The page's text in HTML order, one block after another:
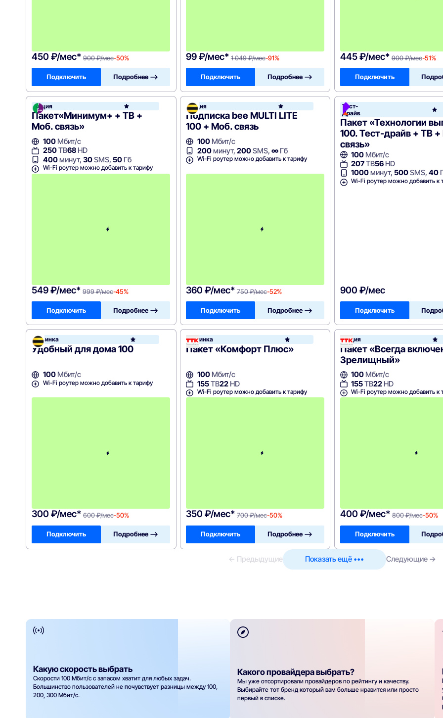
450 ₽/мес* 900 ₽/мес-50%
Подключить Подробнее —>
99 ₽/мес* 1 049 ₽/мес-91%
Подключить Подробнее —>
445 ₽/мес* 900 ₽/мес-51%
Подключить
Акция МегаФон
Пакет«Минимум+ + ТВ +
Моб. связь»
100Мбит/с
250ТВ68HD
400минут, 30SMS, 50Гб
Wi-Fi роутер можно добавить к тарифу
549 ₽/мес* 999 ₽/мес-45%
Подключить Подробнее —>
Акция Билайн
Подписка bee MULTI LITE
100 + Моб. связь
100Мбит/с
200минут, 200SMS, ∞Гб
Wi-Fi роутер можно добавить к тарифу
360 ₽/мес* 750 ₽/мес-52%
Подключить Подробнее —>
Тест-
Драйв
Пакет «Технологии
100. Тест-драйв + ТВ
связь»
100 Мбит/с
207ТВ56 HD
1000минут,500SMS,40
Wi-Fi роутер можно добавить к
900 ₽/мес
Подключить
Новинка Билайн
Удобный для дома 100
100Мбит/с
Wi-Fi роутер можно добавить к тарифу
300 ₽/мес* 600 ₽/мес-50%
Подключить Подробнее —>
Новинка
Пакет «Комфорт Плюс»
100Мбит/с
155ТВ22HD
Wi-Fi роутер можно добавить к тарифу
350 ₽/мес* 700 ₽/мес-50%
Подключить Подробнее —>
Акция
Пакет «Всегда
Зрелищный»
100 Мбит/с
155ТВ22 HD
Wi-Fi роутер можно добавить к
400 ₽/мес* 800 ₽/мес-50%
Подключить
← Предыдущие Показать ещё ••• Следующие →
Какую скорость выбрать
Скорости 100 Мбит/с с запасом хватит для любых задач.
Большинство пользователей не почувствует разницы между 100,
200, 300 Мбит/с.
Какого провайдера выбрать?
Мы уже отсортировали провайдеров по рейтингу и качеству.
Выбирайте тот бренд который вам больше нравится или просто
первый в списке.